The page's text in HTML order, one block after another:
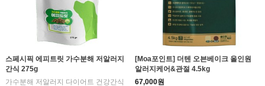
스페시픽 에피트릿 가수분해 저알러지
간식 275g
가수분해 저알러지 다이어트 건강간식
[Moa포인트] 더텐 오븐베이크 올인원
알러지케어&관절 4.5kg
67,000원